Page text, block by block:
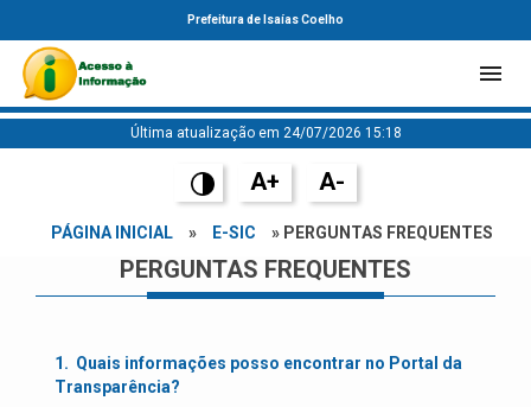
Prefeitura de Isaías Coelho
Última atualização em 24/07/2026 15:18
A+ A-
PÁGINA INICIAL » E-SIC » PERGUNTAS FREQUENTES
PERGUNTAS FREQUENTES
1. Quais informações posso encontrar no Portal da
Transparência?